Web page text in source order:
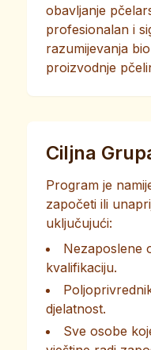
obavljanje
profesionalan i
razumijevanja
proizvodnje
Ciljna
Program je
započeti ili
uključujući:
Nezaposlene
kvalifikaciju.
djelatnost.
Sve osobe